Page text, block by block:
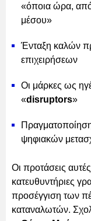
«όποια ώρα,
μέσου»
Ένταξη καλών
επιχειρήσεων
Οι μάρκες ως
«disruptors»
ψηφιακών
Οι προτάσεις
κατευθυντήριες
προσέγγιση των
καταναλωτών.